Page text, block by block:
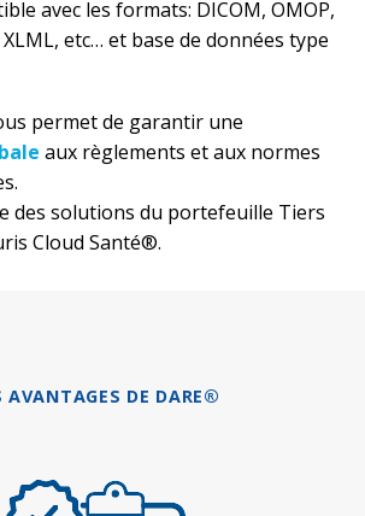
avec les formats: DICOM, OMOP,
XLML, etc… et base de données type
permet de garantir une
aux règlements et aux normes
des solutions du portefeuille Tiers
Cloud Santé®.
AVANTAGES DE DARE®